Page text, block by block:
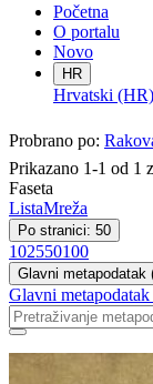
Početna
O portalu
Novo
HR
Hrvatski (HR)
Probrano po:
Prikazano 1-1 od 1
Faseta
ListaMreža
Po stranici: 50
102550100
Glavni metapodatak
Glavni